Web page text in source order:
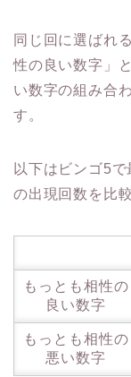
同じ回に選ばれ
性の良い数字」
い数字の組み合
す。
以下はビンゴ5
の出現回数を比
もっとも相性の
良い数字
もっとも相性の
悪い数字